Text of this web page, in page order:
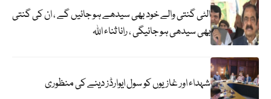
الٹی گنتی والے خود بھی سیدھے ہو جائیں گے ، ان کی گنتی
بھی سیدھی ہو جائیگی ، رانا ثناء اللہ
شہداء اور غازیوں کو سول ایوارڈز دینے کی منظوری